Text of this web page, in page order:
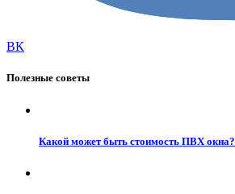
ВК
Полезные советы
Какой может быть стоимость ПВХ окна?